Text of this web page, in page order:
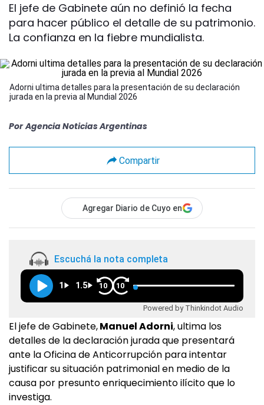
El jefe de Gabinete aún no definió la fecha
para hacer público el detalle de su patrimonio.
La confianza en la fiebre mundialista.
Adorni ultima detalles para la presentación de su declaración
jurada en la previa al Mundial 2026
Por Agencia Noticias Argentinas
Compartir
Agregar Diario de Cuyo en
Escuchá la nota completa
1 1.5 10 10
Powered by Thinkindot Audio
El jefe de Gabinete,Manuel Adorni, ultima los
detalles de la declaración jurada que presentará
ante la Oficina de Anticorrupción para intentar
justificar su situación patrimonial en medio de la
causa por presunto enriquecimiento ilícito que lo
investiga.